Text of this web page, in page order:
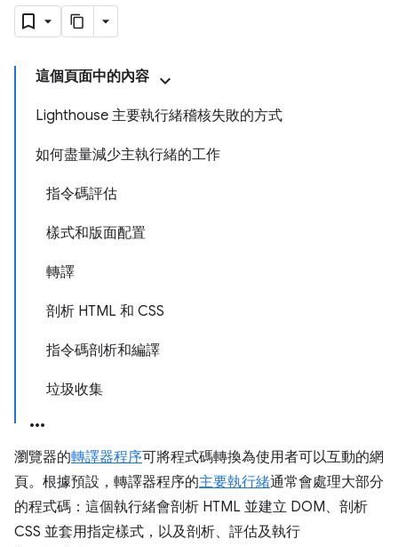
這個頁面中的內容
Lighthouse 主要執行緒稽核失敗的方式
如何盡量減少主執行緒的工作
指令碼評估
樣式和版面配置
轉譯
剖析 HTML 和 CSS
指令碼剖析和編譯
垃圾收集
瀏覽器的轉譯器程序可將程式碼轉換為使用者可以互動的網
頁。根據預設，轉譯器程序的主要執行緒通常會處理大部分
的程式碼：這個執行緒會剖析 HTML 並建立 DOM、剖析
CSS 並套用指定樣式，以及剖析、評估及執行